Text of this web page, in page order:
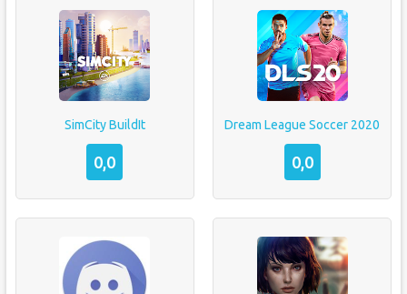
SimCity BuildIt
0,0
Dream League Soccer 2020
0,0